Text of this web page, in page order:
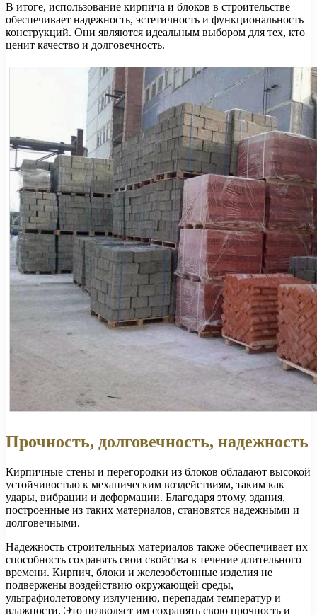
В итоге, использование кирпича и блоков в строительстве
обеспечивает надежность, эстетичность и функциональность
конструкций. Они являются идеальным выбором для тех, кто
ценит качество и долговечность.
Прочность, долговечность, надежность
Кирпичные стены и перегородки из блоков обладают высокой
устойчивостью к механическим воздействиям, таким как
удары, вибрации и деформации. Благодаря этому, здания,
построенные из таких материалов, становятся надежными и
долговечными.
Надежность строительных материалов также обеспечивает их
способность сохранять свои свойства в течение длительного
времени. Кирпич, блоки и железобетонные изделия не
подвержены воздействию окружающей среды,
ультрафиолетовому излучению, перепадам температур и
влажности. Это позволяет им сохранять свою прочность и